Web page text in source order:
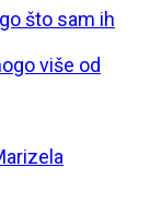
što sam ih
više od